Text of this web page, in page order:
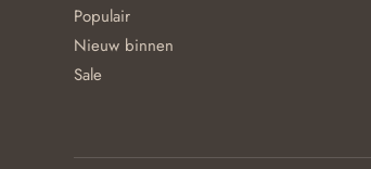
Populair
Nieuw binnen
Sale